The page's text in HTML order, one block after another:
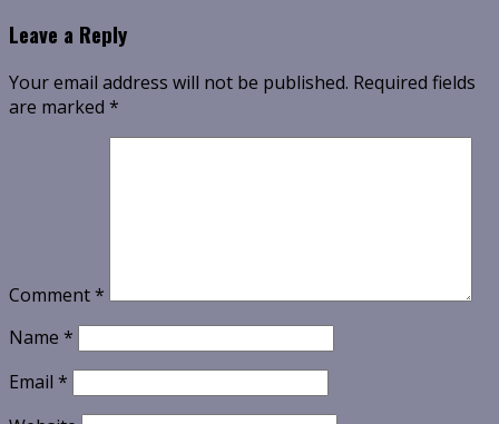
Leave a Reply
Your email address will not be published. Required fields
are marked *
Comment*
Name *
Email *